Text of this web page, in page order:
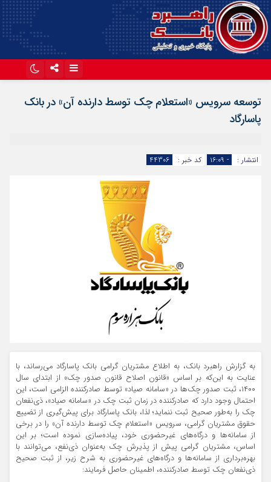
آپارات
توسعه سرویس «استعلام چک توسط دارنده آن» در بانک
پاسارگاد
انتشار : - ۱۶:۰۹ کد خبر : 44306
به گزارش راهبرد بانک، به اطلاع مشتریان گرامی بانک پاسارگاد می‌رساند، با
عنایت به این‌که بر اساس «قانون اصلاح قانون صدور چک» از ابتدای سال
۱۴۰۰، ثبت صدور چک‌ها در «سامانه صیاد» توسط صادرکننده الزامی است، این
احتمال وجود دارد که صادرکننده در زمان ثبت چک در «سامانه صیاد»، ذی‌نفعان
چک را به‌طور صحیح ثبت ننماید؛ لذا، بانک پاسارگاد برای پیش‌گیری از تضییع
حقوق مشتریان گرامی، سرویس «استعلام چک توسط دارنده آن» را در برخی
از سامانه‌ها و درگاه‌های غیرحضوری خود، پیاده‌سازی نموده است؛ بر این
اساس، مشتریان گرامی پیش از پذیرش چک به‌عنوان ذی‌نفع، می‌توانند با
بهره‌برداری از سامانه‌ها و درگاه‌های غیرحضوری به شرح زیر، از ثبت صحیح
ذی‌نفعان چک توسط صادرکننده، اطمینان حاصل فرمایند: